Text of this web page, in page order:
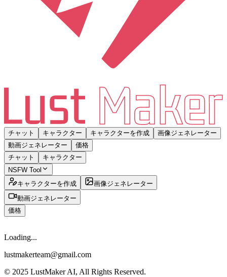
チャット キャラクター キャラクターを作成
画像ジェネレーター
動画ジェネレーター
価格
チャット
キャラクター
NSFW Tool
キャラクターを作成
画像ジェネレーター
動画ジェネレーター
価格
Loading...
lustmakerteam@gmail.com
© 2025 LustMaker AI, All Rights Reserved.